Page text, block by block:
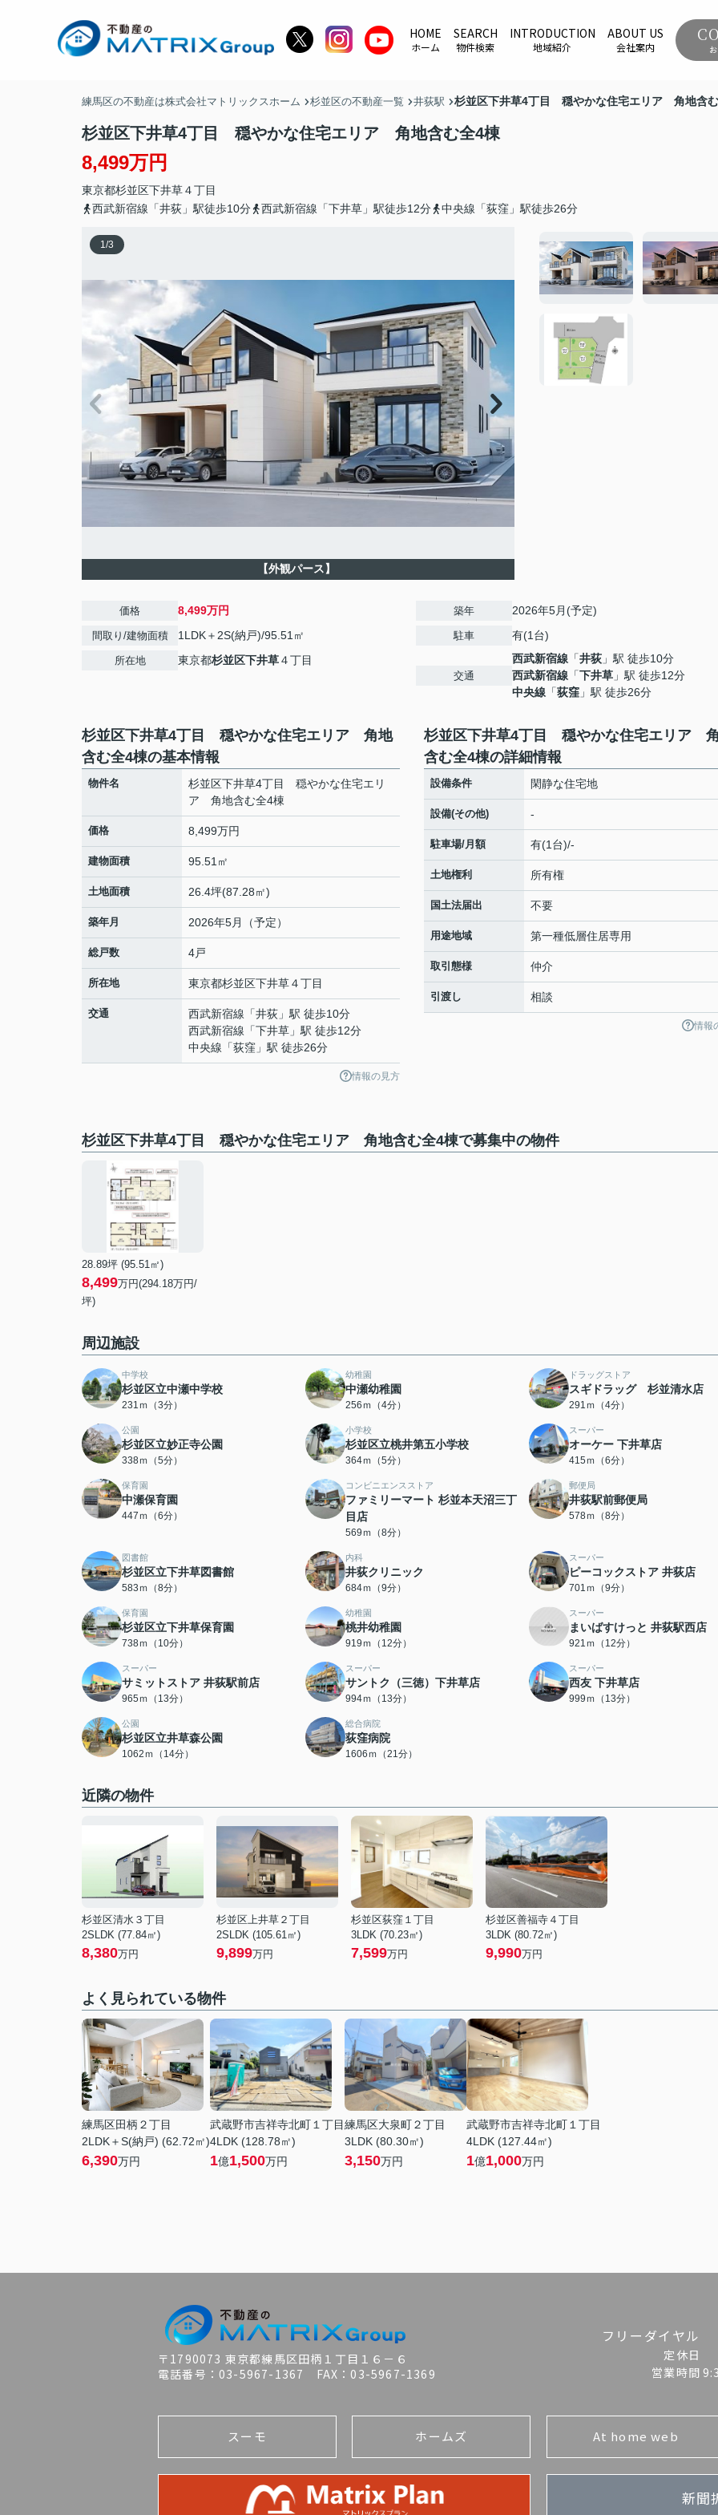
HOME
ホーム
SEARCH
物件検索
INTRODUCTION
地域紹介
ABOUT US
会社案内
練馬区の不動産は株式会社マトリックスホーム 杉並区の不動産一覧 井荻駅 杉並区下井草4丁目 穏やかな住宅エリア 角地含
杉並区下井草4丁目 穏やかな住宅エリア 角地含む全4棟
8,499万円
東京都杉並区下井草４丁目
西武新宿線「井荻」駅徒歩10分
西武新宿線「下井草」駅徒歩12分 中央線「荻窪」駅徒歩26分
1/3
【外観パース】
価格 8,499万円
間取り/建物面積 1LDK＋2S(納戸)/95.51㎡
所在地 東京都杉並区下井草４丁目
築年 2026年5月(予定)
駐車 有(1台)
交通
西武新宿線 「井荻 」駅 徒歩10分
西武新宿線 「下井草 」駅 徒歩12分
中央線 「荻窪 」駅 徒歩26分
杉並区下井草4丁目 穏やかな住宅エリア 角地
含む全4棟の基本情報
物件名
杉並区下井草4丁目 穏やかな住宅エリ
ア 角地含む全4棟
価格 8,499万円
建物面積 95.51㎡
土地面積 26.4坪(87.28㎡)
築年月 2026年5月（予定）
総戸数 4戸
所在地 東京都杉並区下井草４丁目
交通 西武新宿線 「井荻 」駅 徒歩10分
西武新宿線 「下井草 」駅 徒歩12分
中央線 「荻窪 」駅 徒歩26分
情報の見方
杉並区下井草4丁目 穏やかな住宅エリア
含む全4棟の詳細情報
設備条件 閑静な住宅地
設備(その他) -
駐車場/月額 有(1台)/-
土地権利 所有権
国土法届出 不要
用途地域 第一種低層住居専用
取引態様 仲介
引渡し 相談
情報
杉並区下井草4丁目 穏やかな住宅エリア 角地含む全4棟で募集中の物件
28.89坪 (95.51㎡)
8,499万円(294.18万円/
坪)
周辺施設
中学校
杉並区立中瀬中学校
231ｍ（3分）
幼稚園
中瀬幼稚園
256ｍ（4分）
ドラッグストア
スギドラッグ 杉並清水店
291ｍ（4分）
公園
杉並区立妙正寺公園
338ｍ（5分）
小学校
杉並区立桃井第五小学校
364ｍ（5分）
スーパー
オーケー 下井草店
415ｍ（6分）
保育園
中瀬保育園
447ｍ（6分）
コンビニエンスストア
ファミリーマート 杉並本天沼三丁
目店
569ｍ（8分）
郵便局
井荻駅前郵便局
578ｍ（8分）
図書館
杉並区立下井草図書館
583ｍ（8分）
内科
井荻クリニック
684ｍ（9分）
スーパー
ピーコックストア 井荻店
701ｍ（9分）
保育園
杉並区立下井草保育園
738ｍ（10分）
幼稚園
桃井幼稚園
919ｍ（12分）
スーパー
まいばすけっと 井荻駅西店
921ｍ（12分）
スーパー
サミットストア 井荻駅前店
965ｍ（13分）
スーパー
サントク（三徳）下井草店
994ｍ（13分）
スーパー
西友 下井草店
999ｍ（13分）
公園
杉並区立井草森公園
1062ｍ（14分）
総合病院
荻窪病院
1606ｍ（21分）
近隣の物件
杉並区清水３丁目
2SLDK (77.84㎡)
8,380万円
杉並区上井草２丁目
2SLDK (105.61㎡)
9,899万円
杉並区荻窪１丁目
3LDK (70.23㎡)
7,599万円
杉並区善福寺４丁目
3LDK (80.72㎡)
9,990万円
よく見られている物件
練馬区田柄２丁目
2LDK＋S(納戸) (62.72㎡)
6,390万円
武蔵野市吉祥寺北町１丁目
4LDK (128.78㎡)
1億1,500万円
練馬区大泉町２丁目
3LDK (80.30㎡)
3,150万円
武蔵野市吉祥寺北町１丁目
4LDK (127.44㎡)
1億1,000万円
〒1790073 東京都練馬区田柄１丁目１６－６
電話番号：03-5967-1367 FAX：03-5967-1369
フリーダイヤル
定休日
営業時間
スーモ ホームズ At home web
新聞